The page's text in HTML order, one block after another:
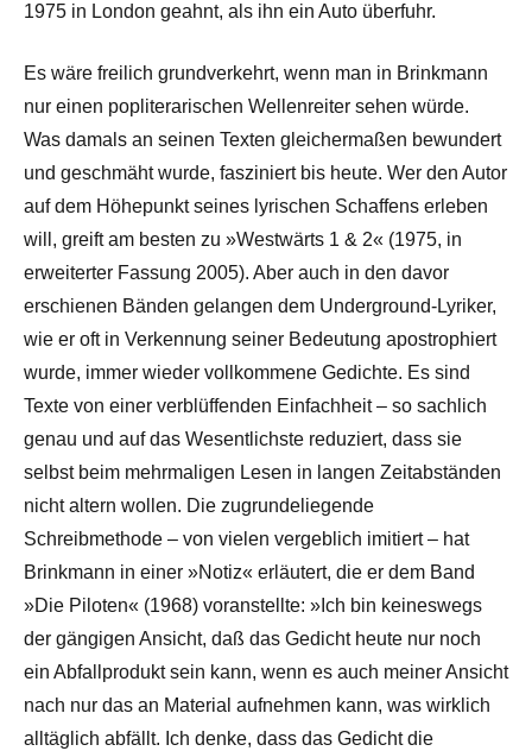
1975 in London geahnt, als ihn ein Auto überfuhr.
Es wäre freilich grundverkehrt, wenn man in Brinkmann
nur einen popliterarischen Wellenreiter sehen würde.
Was damals an seinen Texten gleichermaßen bewundert
und geschmäht wurde, fasziniert bis heute. Wer den Autor
auf dem Höhepunkt seines lyrischen Schaffens erleben
will, greift am besten zu »Westwärts 1 & 2« (1975, in
erweiterter Fassung 2005). Aber auch in den davor
erschienen Bänden gelangen dem Underground-Lyriker,
wie er oft in Verkennung seiner Bedeutung apostrophiert
wurde, immer wieder vollkommene Gedichte. Es sind
Texte von einer verblüffenden Einfachheit – so sachlich
genau und auf das Wesentlichste reduziert, dass sie
selbst beim mehrmaligen Lesen in langen Zeitabständen
nicht altern wollen. Die zugrundeliegende
Schreibmethode – von vielen vergeblich imitiert – hat
Brinkmann in einer »Notiz« erläutert, die er dem Band
»Die Piloten« (1968) voranstellte: »Ich bin keineswegs
der gängigen Ansicht, daß das Gedicht heute nur noch
ein Abfallprodukt sein kann, wenn es auch meiner Ansicht
nach nur das an Material aufnehmen kann, was wirklich
alltäglich abfällt. Ich denke, dass das Gedicht die